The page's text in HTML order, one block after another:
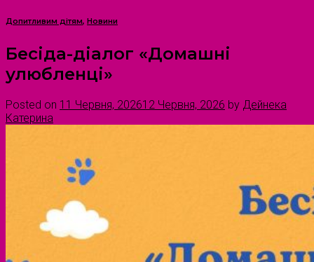
Допитливим дітям, Новини
Бесіда-діалог «Домашні
улюбленці»
Posted on 11 Червня, 202612 Червня, 2026 by Дейнека
Катерина